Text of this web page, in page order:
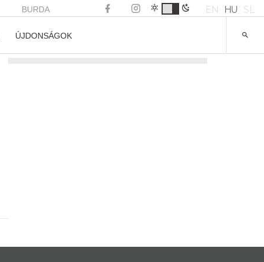
BURDA EN HU SL
ÚJDONSÁGOK